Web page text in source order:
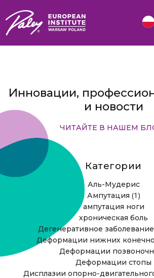
Инновации,
и новости
ЧИТАЙТЕ В НАШЕМ
Категории
Аль-Мудерис
Ампутация (1)
ампутация ноги
хроническая боль
Дегенеративное заболевание
Деформации нижних
Деформации
Деформации стопы
Дисплазии опорно-